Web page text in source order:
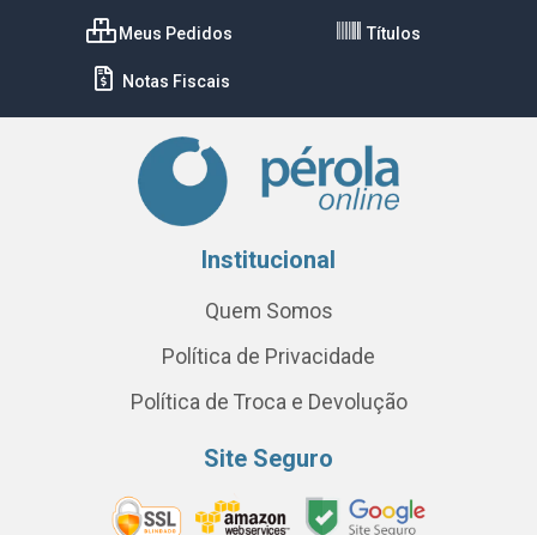
Meus Pedidos Títulos
Notas Fiscais
Institucional
Quem Somos
Política de Privacidade
Política de Troca e Devolução
Site Seguro